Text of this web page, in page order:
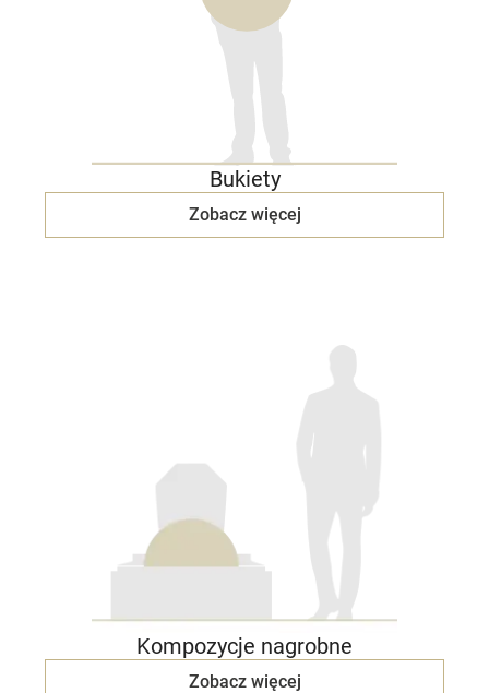
Bukiety
Zobacz więcej
Kompozycje nagrobne
Zobacz więcej